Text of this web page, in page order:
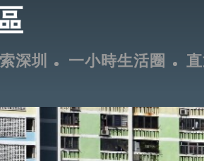
深圳 一小時生活圈